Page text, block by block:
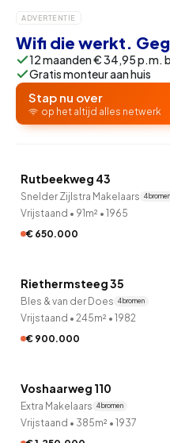
ADVERTENTIE
Wifi die werkt.
12 maanden € 34,95 p.m.
Gratis monteur aan huis
Stap nu over
op het altijd alles netwerk
Rutbeekweg 43
Snelder Zijlstra Makelaars 4 bronnen
Vrijstaand • 91m² • 1965
€ 650.000
Verkocht onder voorbehoud
Riethermsteeg 35
Bles & van der Does 4 bronnen
Vrijstaand • 245m² • 1982
€ 900.000
Onder bod
Voshaarweg 110
Extra Makelaars 4 bronnen
Vrijstaand • 385m² • 1937